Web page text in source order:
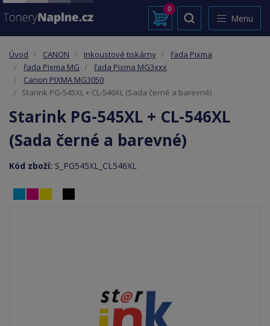
0
Menu
Úvod CANON Inkoustové tiskárny
řada Pixma
řada Pixma MG
řada Pixma MG3xxx
Canon PIXMA MG3050
Starink PG-545XL + CL-546XL (Sada černé a barevné)
Starink PG-545XL + CL-546XL
(Sada černé a barevné)
Kód zboží: S_PG545XL_CL546XL